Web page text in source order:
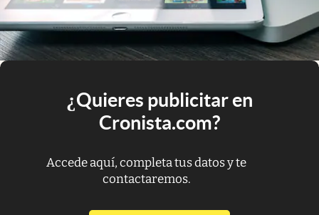
¿Quieres publicitar en
Cronista.com?
Accede aquí, completa tus datos y te
contactaremos.